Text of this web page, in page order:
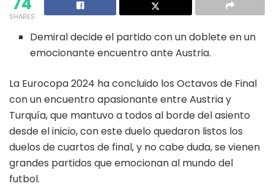
SHARES
Demiral decide el partido con un doblete en un
emocionante encuentro ante Austria.
La Eurocopa 2024 ha concluido los Octavos de Final
con un encuentro apasionante entre Austria y
Turquía, que mantuvo a todos al borde del asiento
desde el inicio, con este duelo quedaron listos los
duelos de cuartos de final, y no cabe duda, se vienen
grandes partidos que emocionan al mundo del
futbol.